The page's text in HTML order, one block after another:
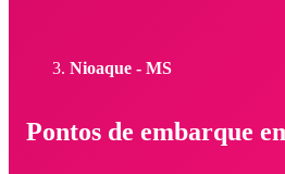
Nioaque - MS
Pontos de embarque